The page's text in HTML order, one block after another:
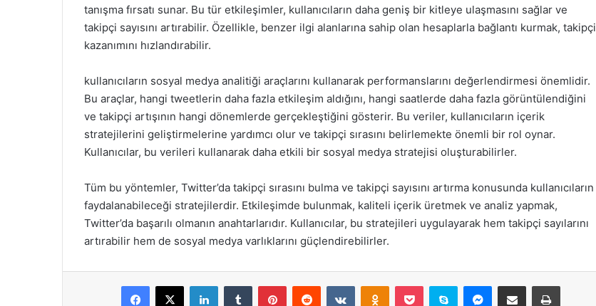
tanışma fırsatı sunar. Bu tür etkileşimler, kullanıcıların daha geniş bir kitleye ulaşmasını sağlar ve
takipçi sayısını artırabilir. Özellikle, benzer ilgi alanlarına sahip olan hesaplarla bağlantı kurmak, takipçi
kazanımını hızlandırabilir.
kullanıcıların sosyal medya analitiği araçlarını kullanarak performanslarını değerlendirmesi önemlidir.
Bu araçlar, hangi tweetlerin daha fazla etkileşim aldığını, hangi saatlerde daha fazla görüntülendiğini
ve takipçi artışının hangi dönemlerde gerçekleştiğini gösterir. Bu veriler, kullanıcıların içerik
stratejilerini geliştirmelerine yardımcı olur ve takipçi sırasını belirlemekte önemli bir rol oynar.
Kullanıcılar, bu verileri kullanarak daha etkili bir sosyal medya stratejisi oluşturabilirler.
Tüm bu yöntemler, Twitter’da takipçi sırasını bulma ve takipçi sayısını artırma konusunda kullanıcıların
faydalanabileceği stratejilerdir. Etkileşimde bulunmak, kaliteli içerik üretmek ve analiz yapmak,
Twitter’da başarılı olmanın anahtarlarıdır. Kullanıcılar, bu stratejileri uygulayarak hem takipçi sayılarını
artırabilir hem de sosyal medya varlıklarını güçlendirebilirler.
Facebook
X LinkedInTumblr PinterestReddit VKontakteOdnoklassniki
Pocket Skype Messenger
E-Posta ile paylaş Yazdır